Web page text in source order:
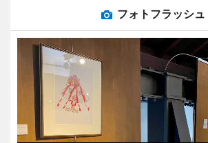
フォトフラッシュ